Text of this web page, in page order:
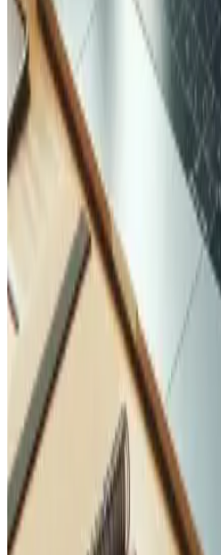
Études de cas
Découvrez comment nous
dans des projets concrets.
AGD Trading —
avec IA
Comment Tedbin a reconstruit
Laravel avec gestion multi-
AFC, traitement IA de
seconde.
En savoir plus